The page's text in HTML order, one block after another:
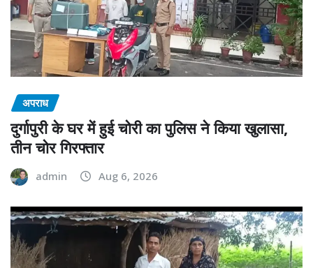
अपराध
दुर्गापुरी के घर में हुई चोरी का पुलिस ने किया खुलासा,
तीन चोर गिरफ्तार
admin Aug 6, 2026